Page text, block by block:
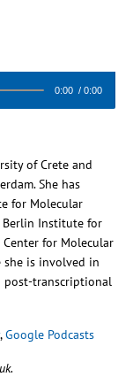
0:00 / 0:00
of Crete and
She has
for Molecular
Berlin Institute for
for Molecular
she is involved in
post-transcriptional
,Google Podcasts